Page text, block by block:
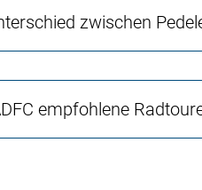
zwischen
empfohlene